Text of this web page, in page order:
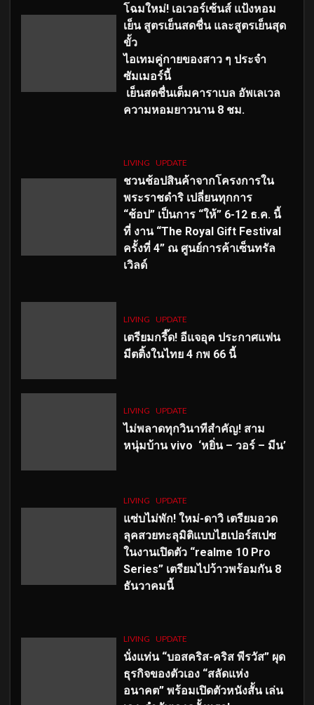
โฉมใหม่! เอเวอร์เซ้นส์ แป้งหอม
เย็น สูตรเย็นสดชื่น และสูตรเย็นสุด
ขั้ว
ไอเทมคู่กายของสาว ๆ ประจำ
ซัมเมอร์นี้
เย็นสดชื่นเต็มคาราเบล อัพเลเวล
ความหอมยาวนาน 8 ชม.
LIVING UPDATE
ชวนช้อปสินค้าจากโครงการใน
พระราชดำริ เปลี่ยนทุกการ
“ช้อป” เป็นการ “ให้” 6-12 ธ.ค. นี้
ที่ งาน “The Royal Gift Festival
ครั้งที่ 4” ณ ศูนย์การค้าเซ็นทรัล
เวิลด์
LIVING UPDATE
เตรียมกรี๊ด! อีแจอุค ประกาศแฟน
มีตติ้งในไทย 4 กพ 66 นี้
LIVING UPDATE
ไม่พลาดทุกวินาทีสำคัญ! สาม
หนุ่มบ้าน vivo ‘หยิ่น – วอร์ – มีน’
LIVING UPDATE
แซ่บไม่พัก! ใหม่-ดาวิ เตรียมอวด
ลุคสวยทะลุมิติแบบไฮเปอร์สเปซ
ในงานเปิดตัว “realme 10 Pro
Series” เตรียมไปว้าวพร้อมกัน 8
ธันวาคมนี้
LIVING UPDATE
นั่งแท่น “บอสคริส-คริส พีรวัส” ผุด
ธุรกิจของตัวเอง “สลัดแห่ง
อนาคต” พร้อมเปิดตัวหนังสั้น เล่น